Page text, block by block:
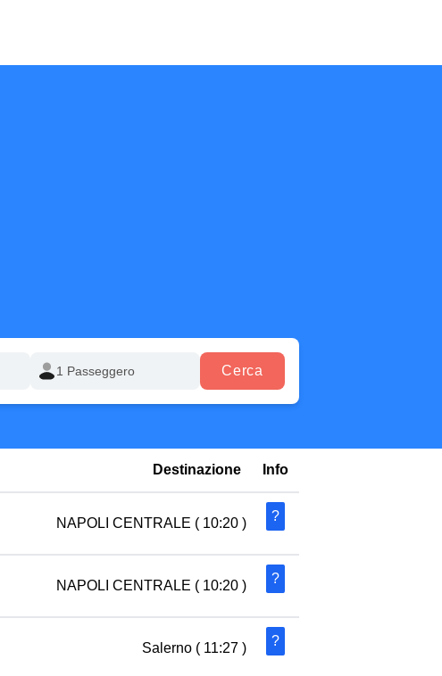
Cerca
Destinazione Info
NAPOLI CENTRALE ( 10:20 ) ?
NAPOLI CENTRALE ( 10:20 ) ?
Salerno ( 11:27 ) ?